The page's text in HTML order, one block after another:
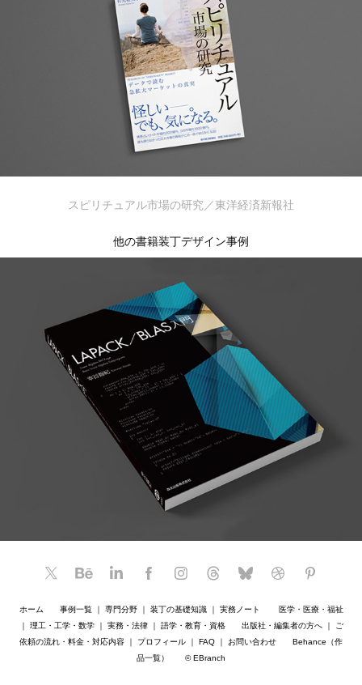
スピリチュアル市場の研究／東洋経済新報社
他の書籍装丁デザイン事例
ホーム 事例一覧｜ 専門分野｜ 装丁の基礎知識｜ 実務ノート
医学・医療・福祉
理工・工学・数学｜ 実務・法律｜ 語学・教育・資格 出版社・編集者の方へ｜
ご
依頼の流れ・料金・対応内容
プロフィール FAQ お問い合わせ
Behance（作
品一覧）
© EBranch